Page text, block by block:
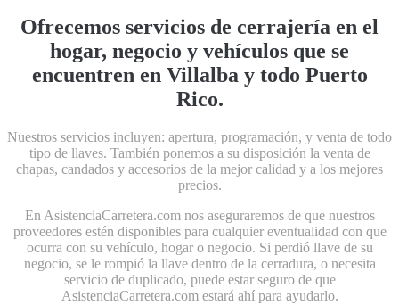
Ofrecemos servicios de cerrajería en el
hogar, negocio y vehículos que se
encuentren en Villalba y todo Puerto
Rico.
Nuestros servicios incluyen: apertura, programación, y venta de todo
tipo de llaves. También ponemos a su disposición la venta de
chapas, candados y accesorios de la mejor calidad y a los mejores
precios.
En AsistenciaCarretera.com nos aseguraremos de que nuestros
proveedores estén disponibles para cualquier eventualidad con que
ocurra con su vehículo, hogar o negocio. Si perdió llave de su
negocio, se le rompió la llave dentro de la cerradura, o necesita
servicio de duplicado, puede estar seguro de que
AsistenciaCarretera.com estará ahí para ayudarlo.